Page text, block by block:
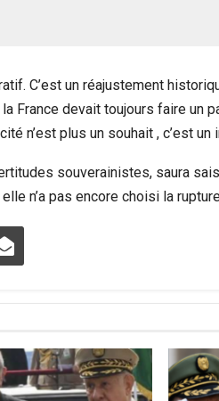
C’est un réajustement
France devait toujours faire un
n’est plus un souhait , c’est un
souverainistes, saura
n’a pas encore choisi la